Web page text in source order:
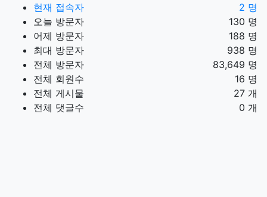
현재 접속자
2 명
오늘 방문자
130 명
어제 방문자
188 명
최대 방문자
938 명
전체 방문자
83,649 명
전체 회원수
16 명
전체 게시물
27 개
전체 댓글수
0 개